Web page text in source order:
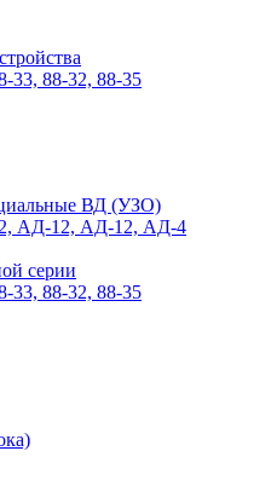
33, 88-32, 88-35
ВД (УЗО)
АД-12, АД-12, АД-4
серии
33, 88-32, 88-35